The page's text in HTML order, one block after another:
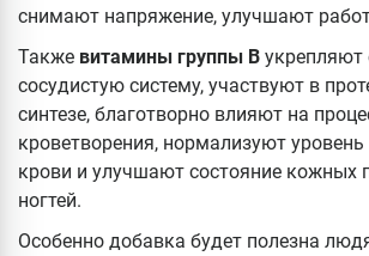
снимают напряжение, улучшают
Также витамины группы В укрепляют
сосудистую систему, участвуют в
синтезе, благотворно влияют на
кроветворения, нормализуют
крови и улучшают состояние кожных
ногтей.
Особенно добавка будет полезна